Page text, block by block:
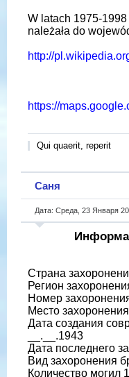
W latach 1975-
należała do
http://
https://
Qui quaerit, reperit
Саня
Дата: Среда, 23 Января
Страна
Регион
Номер
Место
Дата создания
__.__.1943
Дата последнего
Вид захоронения
Количество могил 1